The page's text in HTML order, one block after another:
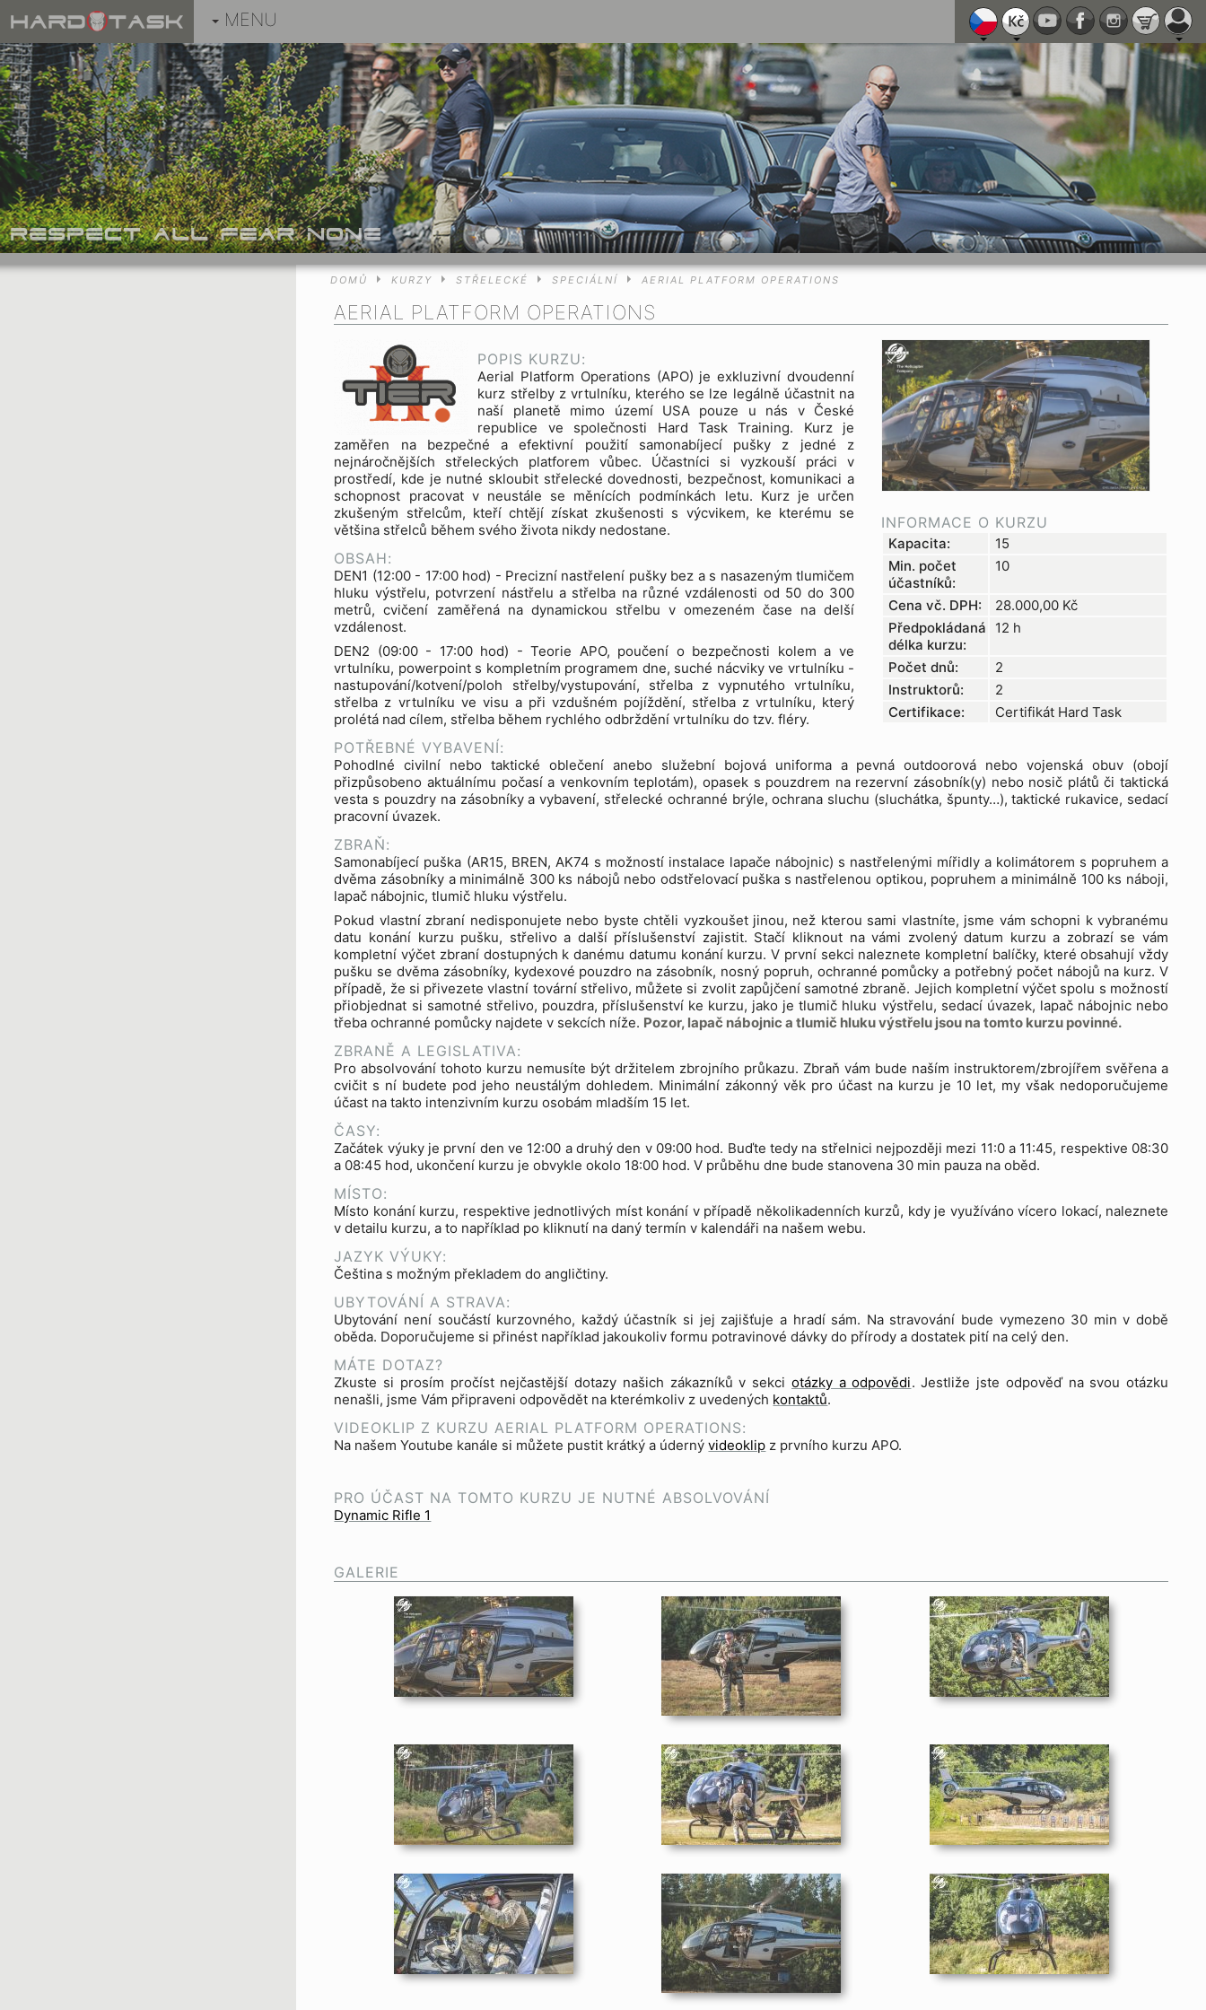
MENU
DOMŮ KURZY STŘELECKÉ SPECIÁLNÍ AERIAL PLATFORM OPERATIONS
AERIAL PLATFORM OPERATIONS
INFORMACE O KURZU
Kapacita:
15
Min. počet
účastníků:
10
Cena vč. DPH: 28.000,00 Kč
Předpokládaná
délka kurzu:
12 h
Počet dnů:
2
Instruktorů:
2
Certifikace:
Certifikát Hard Task
POPIS KURZU:
Aerial Platform Operations (APO) je exkluzivní dvoudenní
kurz střelby z vrtulníku, kterého se lze legálně účastnit na
naší planetě mimo území USA pouze u nás v České
republice ve společnosti Hard Task Training. Kurz je
zaměřen na bezpečné a efektivní použití samonabíjecí pušky z jedné z
nejnáročnějších střeleckých platforem vůbec. Účastníci si vyzkouší práci v
prostředí, kde je nutné skloubit střelecké dovednosti, bezpečnost, komunikaci a
schopnost pracovat v neustále se měnících podmínkách letu. Kurz je určen
zkušeným střelcům, kteří chtějí získat zkušenosti s výcvikem, ke kterému se
většina střelců během svého života nikdy nedostane.
OBSAH:
DEN1 (12:00 - 17:00 hod) - Precizní nastřelení pušky bez a s nasazeným tlumičem
hluku výstřelu, potvrzení nástřelu a střelba na různé vzdálenosti od 50 do 300
metrů, cvičení zaměřená na dynamickou střelbu v omezeném čase na delší
vzdálenost.
DEN2 (09:00 - 17:00 hod) - Teorie APO, poučení o bezpečnosti kolem a ve
vrtulníku, powerpoint s kompletním programem dne, suché nácviky ve vrtulníku -
nastupování/kotvení/poloh střelby/vystupování, střelba z vypnutého vrtulníku,
střelba z vrtulníku ve visu a při vzdušném pojíždění, střelba z vrtulníku, který
prolétá nad cílem, střelba během rychlého odbrždění vrtulníku do tzv. fléry.
POTŘEBNÉ VYBAVENÍ:
Pohodlné civilní nebo taktické oblečení anebo služební bojová uniforma a pevná outdoorová nebo vojenská obuv (obojí
přizpůsobeno aktuálnímu počasí a venkovním teplotám), opasek s pouzdrem na rezervní zásobník(y) nebo nosič plátů či taktická
vesta s pouzdry na zásobníky a vybavení, střelecké ochranné brýle, ochrana sluchu (sluchátka, špunty…), taktické rukavice, sedací
pracovní úvazek.
ZBRAŇ:
Samonabíjecí puška (AR15, BREN, AK74 s možností instalace lapače nábojnic) s nastřelenými mířidly a kolimátorem s popruhem a
dvěma zásobníky a minimálně 300 ks nábojů nebo odstřelovací puška s nastřelenou optikou, popruhem a minimálně 100 ks náboji,
lapač nábojnic, tlumič hluku výstřelu.
Pokud vlastní zbraní nedisponujete nebo byste chtěli vyzkoušet jinou, než kterou sami vlastníte, jsme vám schopni k vybranému
datu konání kurzu pušku, střelivo a další příslušenství zajistit. Stačí kliknout na vámi zvolený datum kurzu a zobrazí se vám
kompletní výčet zbraní dostupných k danému datumu konání kurzu. V první sekci naleznete kompletní balíčky, které obsahují vždy
pušku se dvěma zásobníky, kydexové pouzdro na zásobník, nosný popruh, ochranné pomůcky a potřebný počet nábojů na kurz. V
případě, že si přivezete vlastní tovární střelivo, můžete si zvolit zapůjčení samotné zbraně. Jejich kompletní výčet spolu s možností
přiobjednat si samotné střelivo, pouzdra, příslušenství ke kurzu, jako je tlumič hluku výstřelu, sedací úvazek, lapač nábojnic nebo
třeba ochranné pomůcky najdete v sekcích níže. Pozor, lapač nábojnic a tlumič hluku výstřelu jsou na tomto kurzu povinné.
ZBRANĚ A LEGISLATIVA:
Pro absolvování tohoto kurzu nemusíte být držitelem zbrojního průkazu. Zbraň vám bude naším instruktorem/zbrojířem svěřena a
cvičit s ní budete pod jeho neustálým dohledem. Minimální zákonný věk pro účast na kurzu je 10 let, my však nedoporučujeme
účast na takto intenzivním kurzu osobám mladším 15 let.
ČASY:
Začátek výuky je první den ve 12:00 a druhý den v 09:00 hod. Buďte tedy na střelnici nejpozději mezi 11:0 a 11:45, respektive 08:30
a 08:45 hod, ukončení kurzu je obvykle okolo 18:00 hod. V průběhu dne bude stanovena 30 min pauza na oběd.
MÍSTO:
Místo konání kurzu, respektive jednotlivých míst konání v případě několikadenních kurzů, kdy je využíváno vícero lokací, naleznete
v detailu kurzu, a to například po kliknutí na daný termín v kalendáři na našem webu.
JAZYK VÝUKY:
Čeština s možným překladem do angličtiny.
UBYTOVÁNÍ A STRAVA:
Ubytování není součástí kurzovného, každý účastník si jej zajišťuje a hradí sám. Na stravování bude vymezeno 30 min v době
oběda. Doporučujeme si přinést například jakoukoliv formu potravinové dávky do přírody a dostatek pití na celý den.
MÁTE DOTAZ?
Zkuste si prosím pročíst nejčastější dotazy našich zákazníků v sekci otázky a odpovědi. Jestliže jste odpověď na svou otázku
nenašli, jsme Vám připraveni odpovědět na kterémkoliv z uvedených kontaktů.
VIDEOKLIP Z KURZU AERIAL PLATFORM OPERATIONS:
Na našem Youtube kanále si můžete pustit krátký a údernývideoklip z prvního kurzu APO.
PRO ÚČAST NA TOMTO KURZU JE NUTNÉ ABSOLVOVÁNÍ
Dynamic Rifle 1
GALERIE